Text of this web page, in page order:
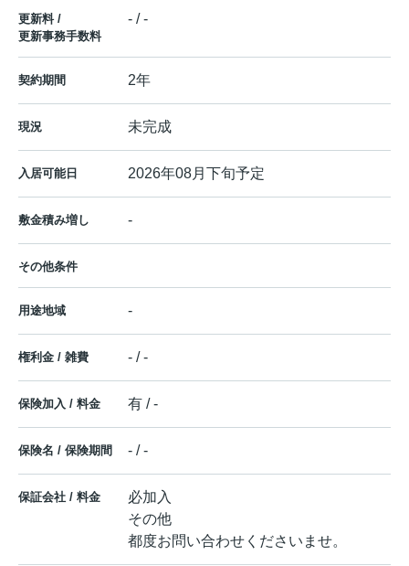
更新料 /
更新事務手数料
- / -
契約期間 2年
現況 未完成
入居可能日 2026年08月下旬予定
敷金積み増し -
その他条件
用途地域 -
権利金 / 雑費 - / -
保険加入 / 料金 有 / -
保険名 / 保険期間 - / -
保証会社 / 料金
必加入
その他
都度お問い合わせくださいませ。